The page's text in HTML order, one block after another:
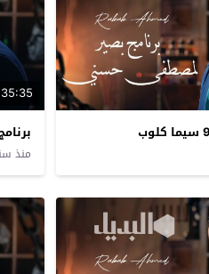
35:35
برنامج
منذ